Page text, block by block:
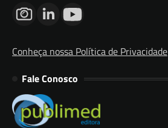
Conheça nossa Política de Privacidade
Fale Conosco